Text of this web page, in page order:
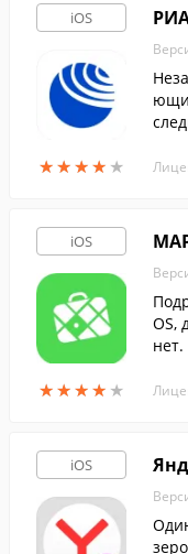
iOS
★★★★ ★
★★★★ ★
iOS
★★★★ ★
★★★★ ★
OS,
е
iOS